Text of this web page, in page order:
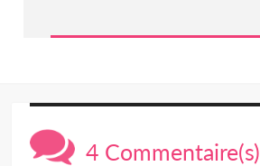
4 Commentaire(s)